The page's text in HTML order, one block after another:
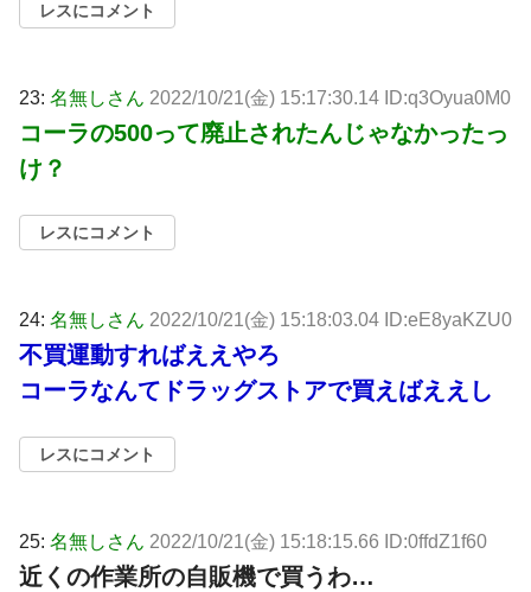
レスにコメント
23: 名無しさん 2022/10/21(金) 15:17:30.14 ID:q3Oyua0M0
コーラの500って廃止されたんじゃなかったっ
け？
レスにコメント
24: 名無しさん 2022/10/21(金) 15:18:03.04 ID:eE8yaKZU0
不買運動すればええやろ
コーラなんてドラッグストアで買えばええし
レスにコメント
25: 名無しさん 2022/10/21(金) 15:18:15.66 ID:0ffdZ1f60
近くの作業所の自販機で買うわ…